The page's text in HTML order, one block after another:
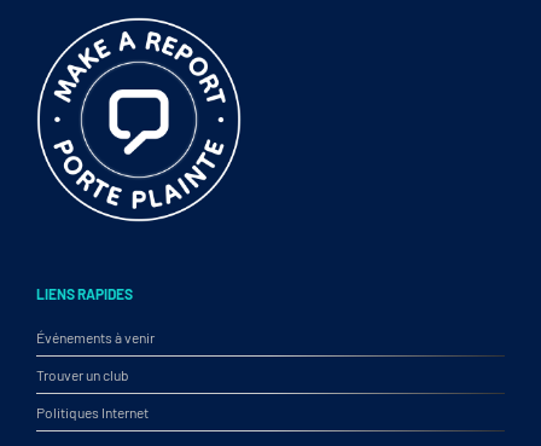
LIENS RAPIDES
Événements à venir
Trouver un club
Politiques Internet